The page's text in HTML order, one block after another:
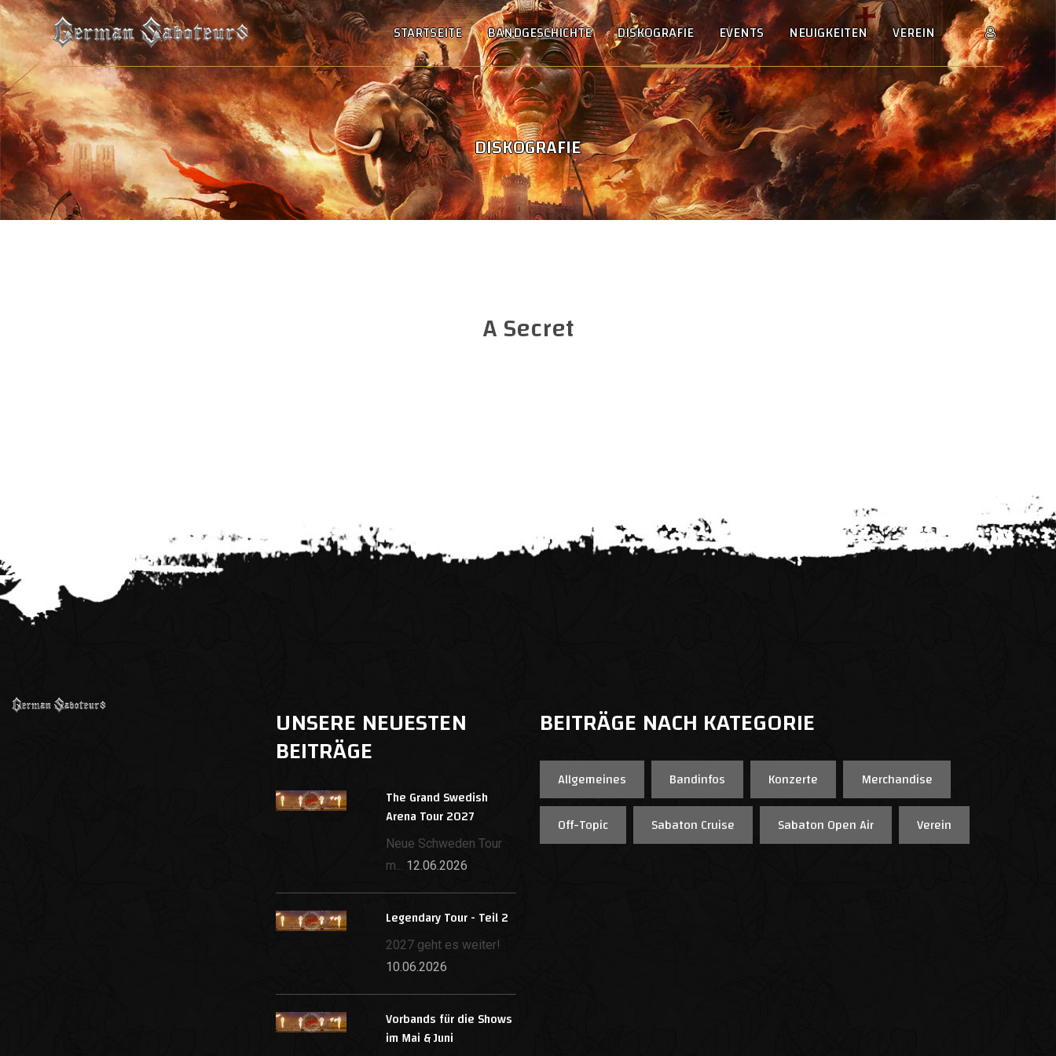
STARTSEITE BANDGESCHICHTE DISKOGRAFIE EVENTS NEUIGKEITEN VEREIN
DISKOGRAFIE
A Secret
UNSERE NEUESTEN
BEITRÄGE
The Grand Swedish
Arena Tour 2027
Neue Schweden Tour
m... 12.06.2026
Legendary Tour - Teil 2
2027 geht es weiter!
10.06.2026
Vorbands für die Shows
im Mai & Juni
BEITRÄGE NACH KATEGORIE
Allgemeines Bandinfos Konzerte
Merchandise
Off-Topic
Sabaton Cruise Sabaton Open Air Verein